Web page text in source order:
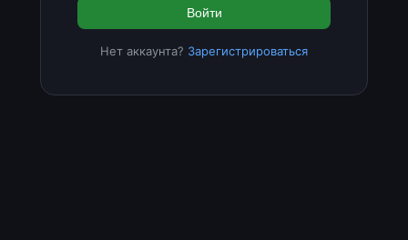
Войти
Нет аккаунта? Зарегистрироваться